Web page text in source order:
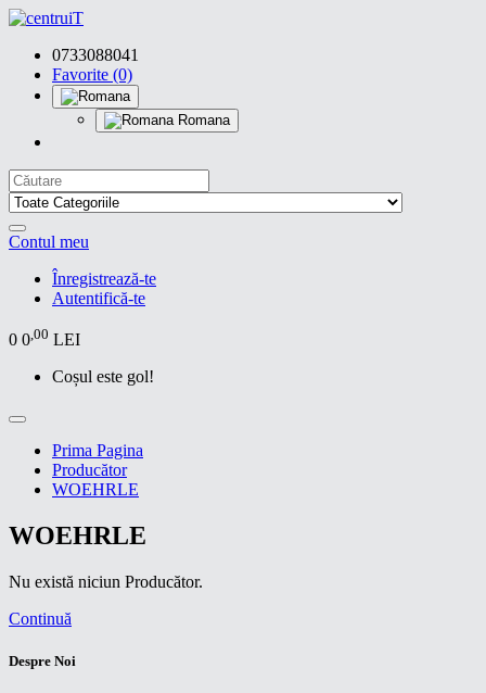
0733088041
Favorite (0)
Romana
Contul meu
Înregistrează-te
Autentifică-te
0 0,00 LEI
Coșul este gol!
Prima Pagina
Producător
WOEHRLE
WOEHRLE
Nu există niciun Producător.
Continuă
Despre Noi